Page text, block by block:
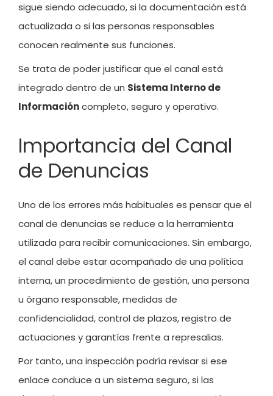
sigue siendo adecuado, si la documentación está
actualizada o si las personas responsables
conocen realmente sus funciones.
Se trata de poder justificar que el canal está
integrado dentro de un Sistema Interno de
Informacióncompleto, seguro y operativo.
Importancia del Canal
de Denuncias
Uno de los errores más habituales es pensar que el
canal de denuncias se reduce a la herramienta
utilizada para recibir comunicaciones. Sin embargo,
el canal debe estar acompañado de una política
interna, un procedimiento de gestión, una persona
u órgano responsable, medidas de
confidencialidad, control de plazos, registro de
actuaciones y garantías frente a represalias.
Por tanto, una inspección podría revisar si ese
enlace conduce a un sistema seguro, si las